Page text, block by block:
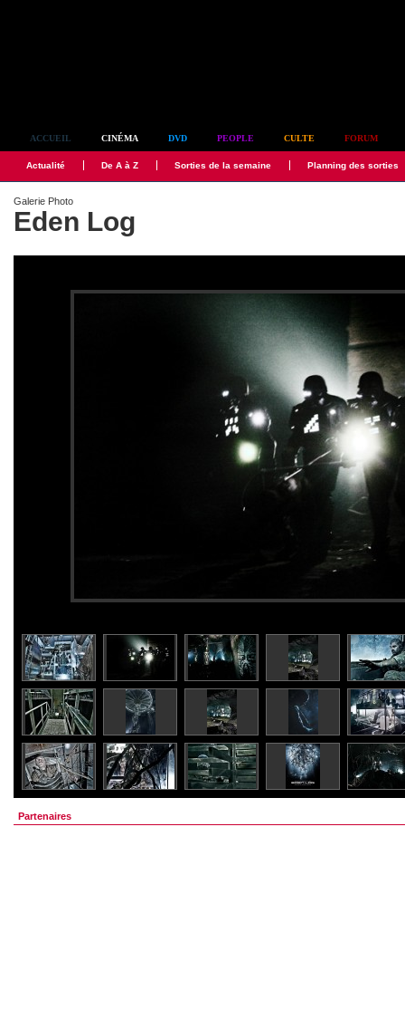
ACCUEIL CINÉMA DVD PEOPLE CULTE FORUM
Actualité De A à Z Sorties de la semaine Planning des sorties
Galerie Photo
Eden Log
Partenaires